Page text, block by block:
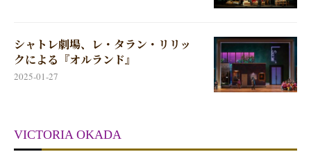
シャトレ劇場、レ・タラン・リリッ
クによる『オルランド』
2025-01-27
VICTORIA OKADA